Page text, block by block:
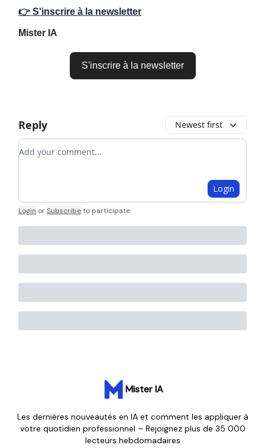
👉 S'inscrire à la newsletter
Mister IA
S'inscrire à la newsletter
Reply Newest first
Add your comment
Login
Login orSubscribeto participate.
Mister IA
Les dernières nouveautés en IA et comment les appliquer à
votre quotidien professionnel – Rejoignez plus de 35 000
lecteurs hebdomadaires